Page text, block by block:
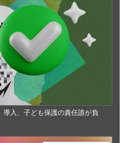
導入、子ども保護の責任誰が負